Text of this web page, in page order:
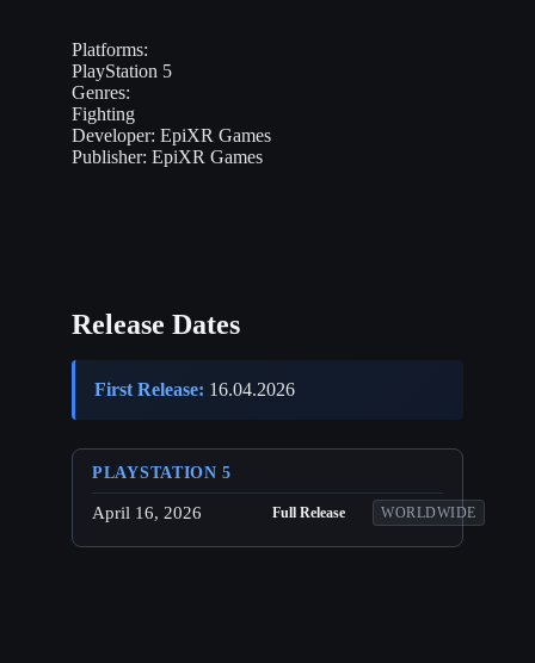
Platforms:
PlayStation 5
Genres:
Fighting
Developer: EpiXR Games
Publisher: EpiXR Games
Release Dates
First Release: 16.04.2026
PLAYSTATION 5
April 16, 2026 Full Release WORLDWIDE